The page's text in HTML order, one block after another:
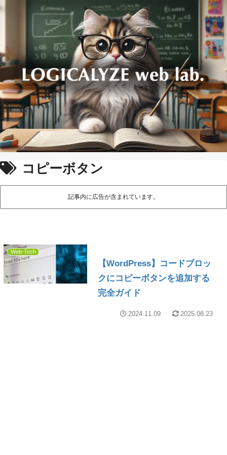
コピーボタン
記事内に広告が含まれています。
Web-Tech
【WordPress】コードブロッ
クにコピーボタンを追加する
完全ガイド
2024.11.09 2025.08.23